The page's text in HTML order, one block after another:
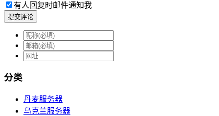
有人回复时邮件通知我
提交评论
分类
丹麦服务器
乌克兰服务器